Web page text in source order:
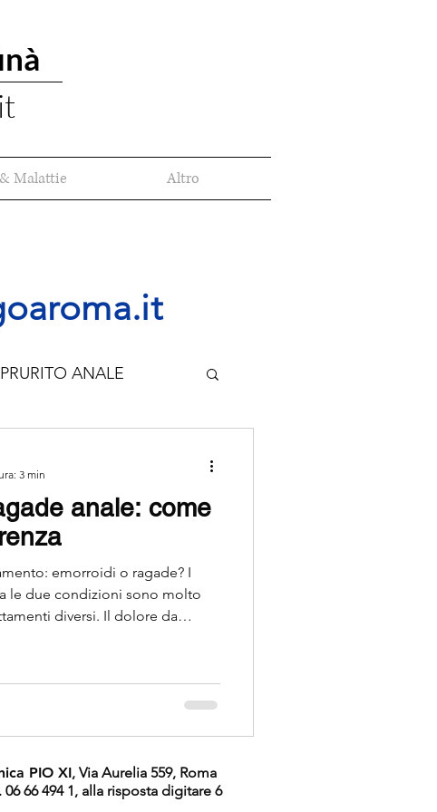
Malattie Altro
PRURITO ANALE
ematochezia
anale: come
emorroidi o ragade? I
le due condizioni sono molto
diversi. Il dolore da
visita proctologica può
Leggi la guida completa.
3 min
PIO XI, Via Aurelia 559, Roma
06 66 494 1, alla risposta digitare 6